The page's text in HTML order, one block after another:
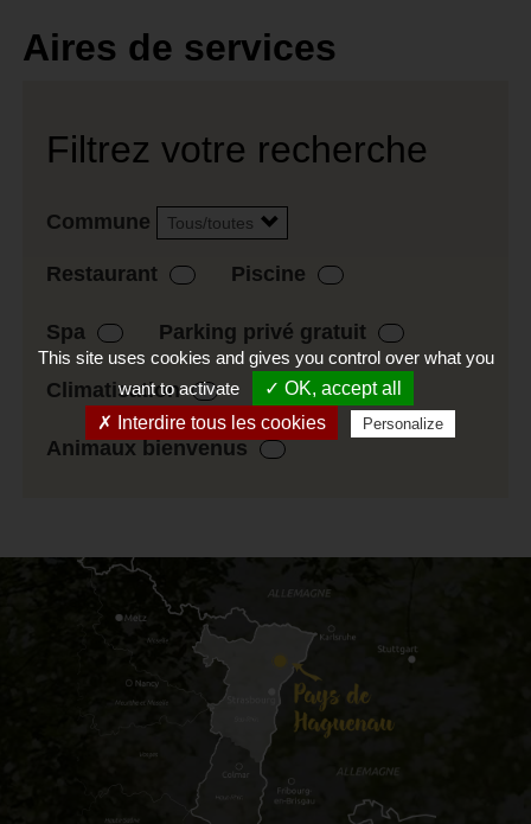
Aires de services
Filtrez votre recherche
Commune
Restaurant Piscine
Spa Parking privé gratuit
Climatisation
Animaux bienvenus
This site uses cookies and gives you control over what you
want to activate
✓ OK, accept all
✗ Interdire tous les cookies
Personalize